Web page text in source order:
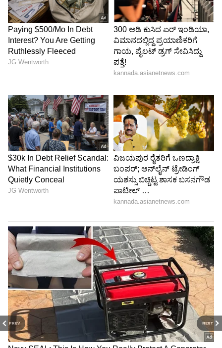
PREV NEXT
ಕಾರಣ ರಾಲಿಂಗಾರೆಡ್ಡಿ ಅವರು ತೀವ್ರ ಅಸಮಾಧಾನ
ಹೊರಹಾಕಿದ್ದು, ಸಚಿವ ಸ್ಥಾನಕ್ಕೆ ರಾಜೀನಾಮೆ ನೀಡುವುದಾಗಿ
ಹೈಕಮಾಂಡ್‌ಗೆ ತಿಳಿಸಿದ್ದಾರೆ.
ಯತೀಂದ್ರಗೆ ಒಲಿದ ನಗರಾಭಿವೃದ್ಧಿ:
ಯತೀಂದ್ರ ಸಿದ್ದರಾಮಯ್ಯ ಅವರಿಗೆ ಮಹತ್ವದ 'ನಗರಾಭಿವೃದ್ಧಿ'
ಖಾತೆ ಸಿಕ್ಕಿರುವುದು ಕುತೂಹಲ ಮೂಡಿಸಿದೆ. ಪ್ರಿಯಾಂಕ್ ಖರ್ಗೆ
ಅವರಿಗೆ ಅತ್ಯಂತ ಪ್ರಭಾವಿ 'ಗೃಹ' ಇಲಾಖೆಯನ್ನು
ನೀಡಲಾಗಿದ್ದು, ಬೆಂಗಳೂರು ಅಭಿವೃದ್ಧಿಯ ಹೊಣೆಯನ್ನು
ಕೃಷ್ಣಬೈರೇಗೌಡ ಅವರಿಗೆ ವಹಿಸಲಾಗಿದೆ. ಉಳಿದಂತೆ ಕೆಲವರಿಗೆ
ಈ ಹಿಂದೆ ನಿರ್ವಹಣೆ ಮಾಡಿದ್ದ ಇಲಾಖೆಗಳನ್ನೇ ವಾಪಸ್
ಕೊಡಲಾಗಿದೆ.